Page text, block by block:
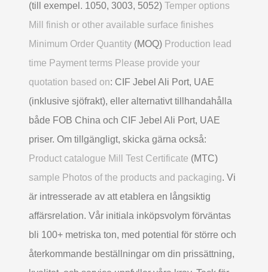
(till exempel. 1050, 3003, 5052) Temper options
Mill finish or other available surface finishes
Minimum Order Quantity (MOQ) Production lead
time Payment terms Please provide your
quotation based on: CIF Jebel Ali Port, UAE
(inklusive sjöfrakt), eller alternativt tillhandahålla
både FOB China och CIF Jebel Ali Port, UAE
priser. Om tillgängligt, skicka gärna också:
Product catalogue Mill Test Certificate (MTC)
sample Photos of the products and packaging. Vi
är intresserade av att etablera en långsiktig
affärsrelation. Vår initiala inköpsvolym förväntas
bli 100+ metriska ton, med potential för större och
återkommande beställningar om din prissättning,